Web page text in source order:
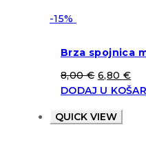
-15%
Brza spojnica
8,00€ 6,80 €
DODAJ U
QUICK VIEW